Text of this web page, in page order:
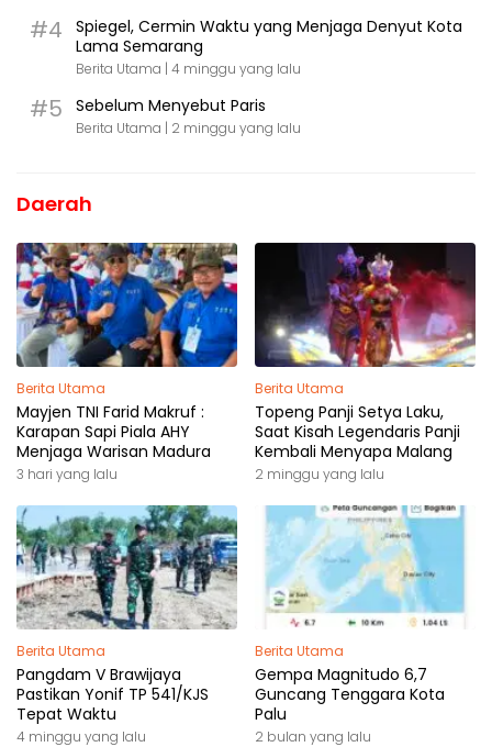
#4
Spiegel, Cermin Waktu yang Menjaga Denyut Kota
Lama Semarang
Berita Utama | 4 minggu yang lalu
#5 Sebelum Menyebut Paris
Berita Utama | 2 minggu yang lalu
Daerah
Berita Utama
Mayjen TNI Farid Makruf :
Karapan Sapi Piala AHY
Menjaga Warisan Madura
3 hari yang lalu
Berita Utama
Topeng Panji Setya Laku,
Saat Kisah Legendaris Panji
Kembali Menyapa Malang
2 minggu yang lalu
Berita Utama
Pangdam V Brawijaya
Pastikan Yonif TP 541/KJS
Tepat Waktu
4 minggu yang lalu
Berita Utama
Gempa Magnitudo 6,7
Guncang Tenggara Kota
Palu
2 bulan yang lalu